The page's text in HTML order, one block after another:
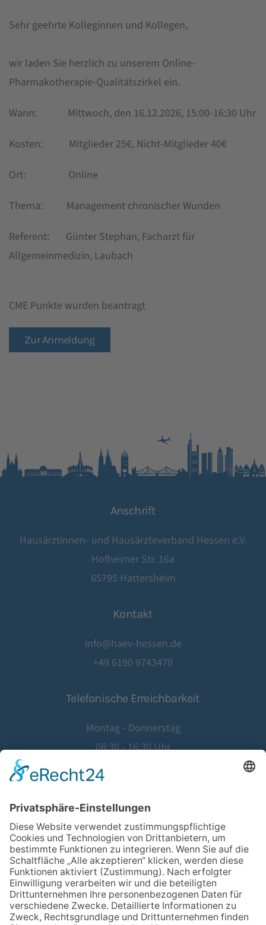
Sehr geehrte Kolleginnen und Kollegen,
wir laden Sie herzlich zu unserem Online-
Pharmakotherapie-Qualitätszirkel ein.
Wann: Mittwoch, den 16.12.2026, 15:00-16:30 Uhr
Kosten: Mitglieder 25€, Nicht-Mitglieder 40€
Ort: Online
Thema: Management chronischer Wunden
Referent: Günter Stephan, Facharzt für
Allgemeinmedizin, Laubach
CME Punkte wurden beantragt
Zur Anmeldung
Anschrift
Hausärztinnen- und Hausärzteverband Hessen e.V.
Hofheimer Str. 16a
65795 Hattersheim
Kontakt
info@haev-hessen.de
+49 6190 9743470
Telefonische Erreichbarkeit
Montag - Donnerstag
08:30 - 16:30 Uhr
08:30 - 14:00 Uhr
©2026Hausärztinnen- und Hausärzteverband Hessen e.V.
Website byAgentur Geiger